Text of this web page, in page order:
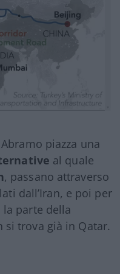
piazza una
al quale
, passano attraverso
dall’Iran, e poi per
la parte della
si trova già in Qatar.